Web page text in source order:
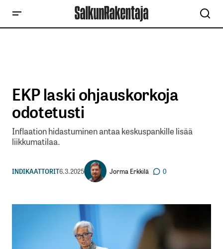
EKP laski ohjauskorkoja
odotetusti
Inflaation hidastuminen antaa keskuspankille lisää
liikkumatilaa.
INDIKAATTORIT6.3.2025 Jorma Erkkilä 0